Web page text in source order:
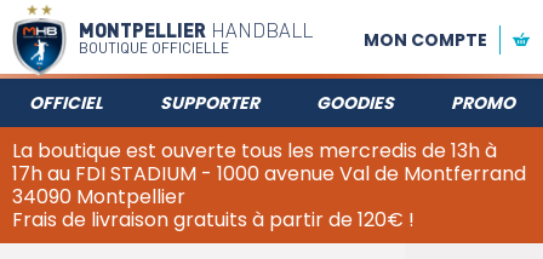
MONTPELLIERHANDBALL
BOUTIQUE OFFICIELLE MON COMPTE
OFFICIEL SUPPORTER GOODIES PROMO
La boutique est ouverte tous les mercredis de 13h à
17h au FDI STADIUM - 1000 avenue Val de Montferrand
34090 Montpellier
Frais de livraison gratuits à partir de 120€ !